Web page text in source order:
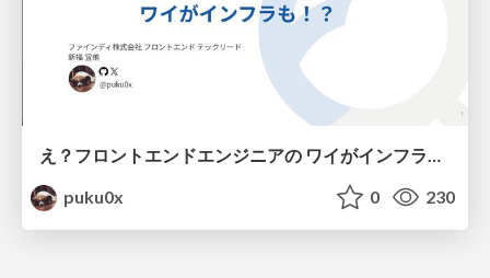
え？フロントエンドエンジニアの ワイがインフラも！？
puku0x
0 230